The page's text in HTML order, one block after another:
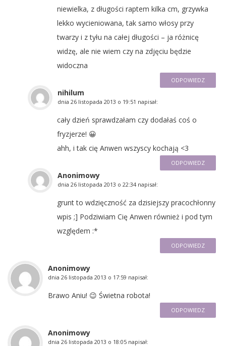
niewielka, z długości raptem kilka cm, grzywka
lekko wycieniowana, tak samo włosy przy
twarzy i z tyłu na całej długości – ja różnicę
widzę, ale nie wiem czy na zdjęciu będzie
widoczna
ODPOWIEDZ
nihilum
dnia 26 listopada 2013 o 19:51 napisał:
cały dzień sprawdzałam czy dodałaś coś o
fryzjerze! 😀
ahh, i tak cię Anwen wszyscy kochają <3
ODPOWIEDZ
Anonimowy
dnia 26 listopada 2013 o 22:34 napisał:
grunt to wdzięczność za dzisiejszy pracochłonny
wpis ;] Podziwiam Cię Anwen również i pod tym
względem :*
ODPOWIEDZ
Anonimowy
dnia 26 listopada 2013 o 17:59 napisał:
Brawo Aniu! 😉 Świetna robota!
ODPOWIEDZ
Anonimowy
dnia 26 listopada 2013 o 18:05 napisał: